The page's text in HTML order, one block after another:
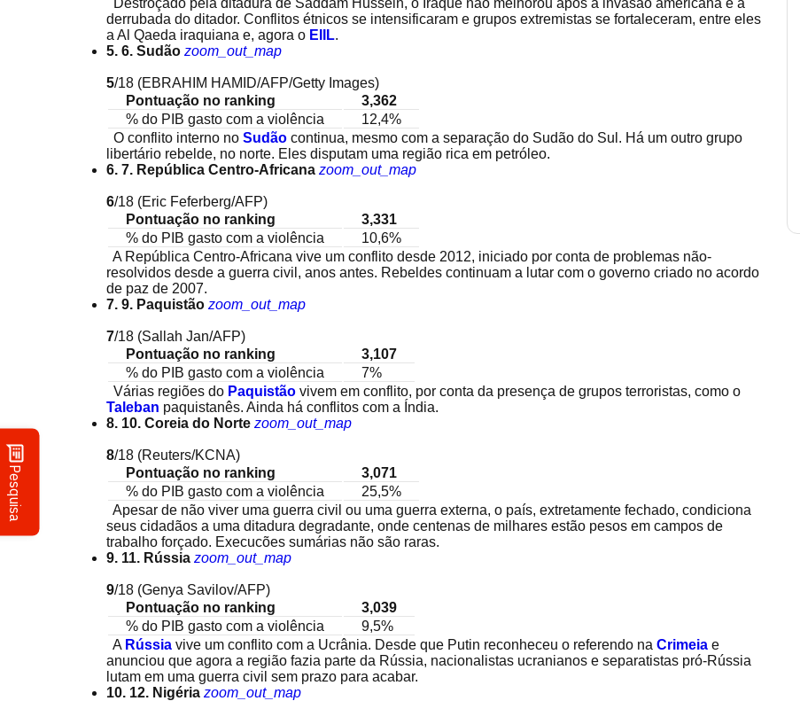
Pesquisa
Destroçado pela ditadura de Saddam Hussein, o Iraque não melhorou após a invasão americana e a
derrubada do ditador. Conflitos étnicos se intensificaram e grupos extremistas se fortaleceram, entre eles
a Al Qaeda iraquiana e, agora o EIIL.
5. 6. Sudão zoom_out_map
5/18 (EBRAHIM HAMID/AFP/Getty Images)
Pontuação no ranking
3,362
% do PIB gasto com a violência
12,4%
O conflito interno no Sudão continua, mesmo com a separação do Sudão do Sul. Há um outro grupo
libertário rebelde, no norte. Eles disputam uma região rica em petróleo.
6. 7. República Centro-Africana zoom_out_map
6/18 (Eric Feferberg/AFP)
Pontuação no ranking
3,331
% do PIB gasto com a violência
10,6%
A República Centro-Africana vive um conflito desde 2012, iniciado por conta de problemas não-
resolvidos desde a guerra civil, anos antes. Rebeldes continuam a lutar com o governo criado no acordo
de paz de 2007.
7. 9. Paquistão zoom_out_map
7/18 (Sallah Jan/AFP)
Pontuação no ranking
3,107
% do PIB gasto com a violência
7%
Várias regiões do Paquistão vivem em conflito, por conta da presença de grupos terroristas, como o
Taleban paquistanês. Ainda há conflitos com a Índia.
8. 10. Coreia do Norte zoom_out_map
8/18 (Reuters/KCNA)
Pontuação no ranking
3,071
% do PIB gasto com a violência
25,5%
Apesar de não viver uma guerra civil ou uma guerra externa, o país, extretamente fechado, condiciona
seus cidadãos a uma ditadura degradante, onde centenas de milhares estão pesos em campos de
trabalho forçado. Execucões sumárias não são raras.
9. 11. Rússia zoom_out_map
9/18 (Genya Savilov/AFP)
Pontuação no ranking
3,039
% do PIB gasto com a violência
9,5%
A Rússia vive um conflito com a Ucrânia. Desde que Putin reconheceu o referendo na Crimeia e
anunciou que agora a região fazia parte da Rússia, nacionalistas ucranianos e separatistas pró-Rússia
lutam em uma guerra civil sem prazo para acabar.
10. 12. Nigéria zoom_out_map